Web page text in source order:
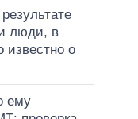
люди, в
известно о
ему